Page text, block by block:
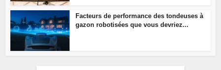
Facteurs de performance des tondeuses à
gazon robotisées que vous devriez...